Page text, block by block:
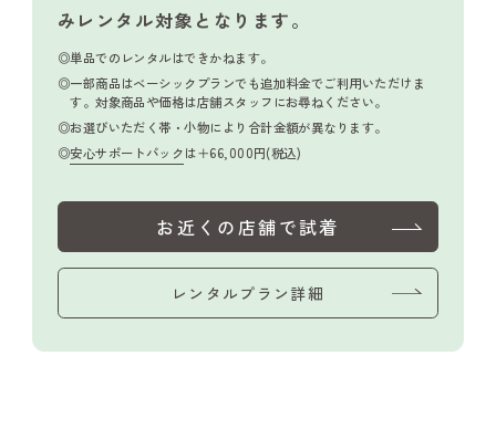
み レンタル対象となります。
単品でのレンタルはできかねます。
一部商品はベーシックプランでも追加料金でご利用いただけま
す。対象商品や価格は店舗スタッフにお尋ねください。
お選びいただく帯・小物により合計金額が異なります。
安心サポートパックは＋66,000円(税込)
お近くの店舗で試着
レンタルプラン詳細